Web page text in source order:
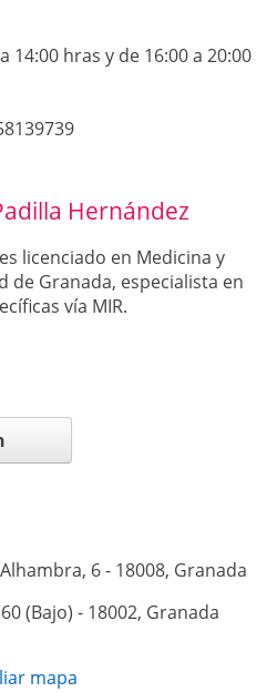
14:00 hras y de 16:00 a 20:00
Hernández
licenciado en Medicina y
de Granada, especialista en
vía MIR.
6 - 18008, Granada
(Bajo) - 18002, Granada
mapa